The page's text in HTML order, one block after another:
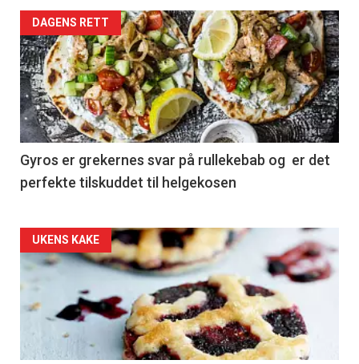
DAGENS RETT
Gyros er grekernes svar på rullekebab og er det
perfekte tilskuddet til helgekosen
Forsiden
akkurat
nå
UKENS KAKE